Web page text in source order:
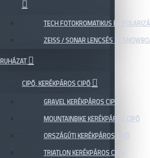
TECH FOTOKROMATIKUS ÉS
ZEISS / SONAR LENCSÉS SÍ,
RUHÁZAT
CIPŐ, KERÉKPÁROS CIPŐ
GRAVEL KERÉKPÁROS CIPŐ
MOUNTAINBIKE KERÉKPÁROS CIPŐ
ORSZÁGÚTI KERÉKPÁROS CIPŐ
TRIATLON KERÉKPÁROS CIPŐ